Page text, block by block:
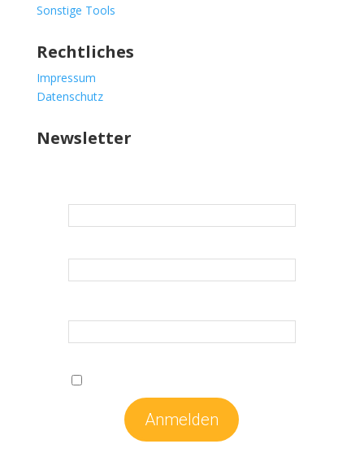
Sonstige Tools
Rechtliches
Impressum
Datenschutz
Newsletter